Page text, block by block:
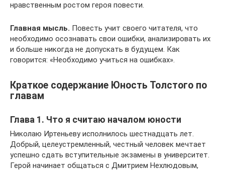
нравственным ростом героя повести.
Главная мысль. Повесть учит своего читателя, что
необходимо осознавать свои ошибки, анализировать их
и больше никогда не допускать в будущем. Как
говорится: «Необходимо учиться на ошибках».
Краткое содержание Юность Толстого по
главам
Глава 1. Что я считаю началом юности
Николаю Иртеньеву исполнилось шестнадцать лет.
Добрый, целеустремленный, честный человек мечтает
успешно сдать вступительные экзамены в университет.
Герой начинает общаться с Дмитрием Нехлюдовым,